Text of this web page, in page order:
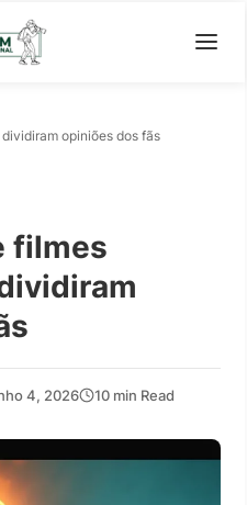
opiniões dos fãs
filmes
4, 2026 10 min Read